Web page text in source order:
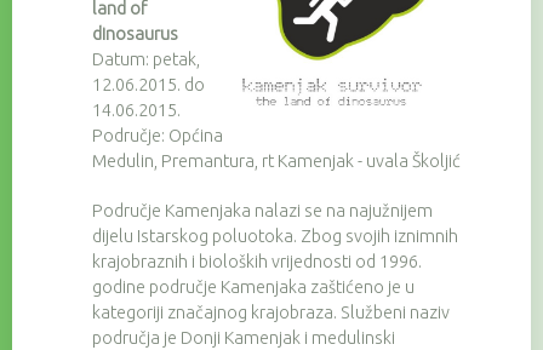
land of
dinosaurus
Datum: petak,
12.06.2015. do
14.06.2015.
Područje: Općina
Medulin, Premantura, rt Kamenjak - uvala Školjić
Područje Kamenjaka nalazi se na najužnijem
dijelu Istarskog poluotoka. Zbog svojih iznimnih
krajobraznih i bioloških vrijednosti od 1996.
godine područje Kamenjaka zaštićeno je u
kategoriji značajnog krajobraza. Službeni naziv
područja je Donji Kamenjak i medulinski